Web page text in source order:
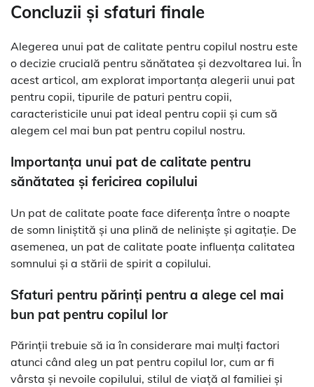
Concluzii și sfaturi finale
Alegerea unui pat de calitate pentru copilul nostru este
o decizie crucială pentru sănătatea și dezvoltarea lui. În
acest articol, am explorat importanța alegerii unui pat
pentru copii, tipurile de paturi pentru copii,
caracteristicile unui pat ideal pentru copii și cum să
alegem cel mai bun pat pentru copilul nostru.
Importanța unui pat de calitate pentru
sănătatea și fericirea copilului
Un pat de calitate poate face diferența între o noapte
de somn liniștită și una plină de neliniște și agitație. De
asemenea, un pat de calitate poate influența calitatea
somnului și a stării de spirit a copilului.
Sfaturi pentru părinți pentru a alege cel mai
bun pat pentru copilul lor
Părinții trebuie să ia în considerare mai mulți factori
atunci când aleg un pat pentru copilul lor, cum ar fi
vârsta și nevoile copilului, stilul de viață al familiei și